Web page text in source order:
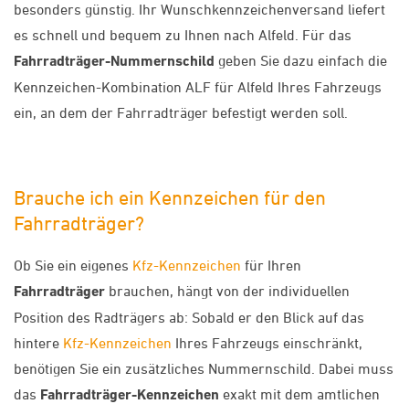
besonders günstig. Ihr Wunschkennzeichenversand liefert
es schnell und bequem zu Ihnen nach Alfeld. Für das
Fahrradträger-Nummernschild geben Sie dazu einfach die
Kennzeichen-Kombination ALF für Alfeld Ihres Fahrzeugs
ein, an dem der Fahrradträger befestigt werden soll.
Brauche ich ein Kennzeichen für den
Fahrradträger?
Ob Sie ein eigenes Kfz-Kennzeichen für Ihren
Fahrradträger brauchen, hängt von der individuellen
Position des Radträgers ab: Sobald er den Blick auf das
hintere Kfz-Kennzeichen Ihres Fahrzeugs einschränkt,
benötigen Sie ein zusätzliches Nummernschild. Dabei muss
das Fahrradträger-Kennzeichen exakt mit dem amtlichen